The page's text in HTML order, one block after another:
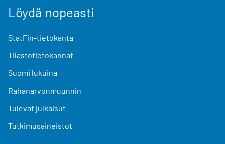
Löydä nopeasti
StatFin-tietokanta
Tilastotietokannat
Suomi lukuina
Rahanarvonmuunnin
Tulevat julkaisut
Tutkimusaineistot